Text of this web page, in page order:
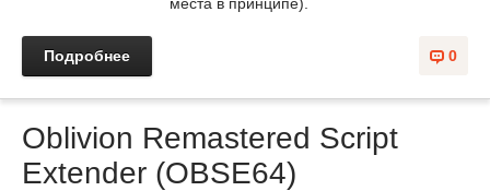
0
Подробнее
Oblivion Remastered Script
Extender (OBSE64)